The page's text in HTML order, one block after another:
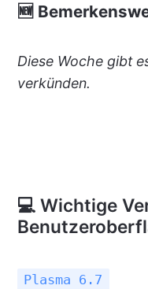
🆕
Diese Woche gibt
verkünden.
💻 Wichtige
Plasma 6.7